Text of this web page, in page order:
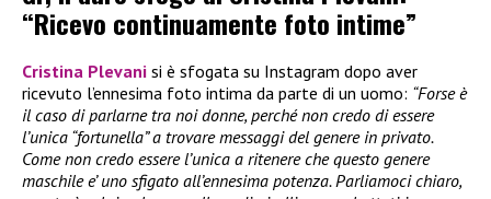
“Ricevo continuamente foto intime”
Cristina Plevani si è sfogata su Instagram dopo aver
ricevuto l’ennesima foto intima da parte di un uomo: “Forse è
il caso di parlarne tra noi donne, perché non credo di essere
l’unica “fortunella” a trovare messaggi del genere in privato.
Come non credo essere l’unica a ritenere che questo genere
maschile e’ uno sfigato all’ennesima potenza. Parliamoci chiaro,